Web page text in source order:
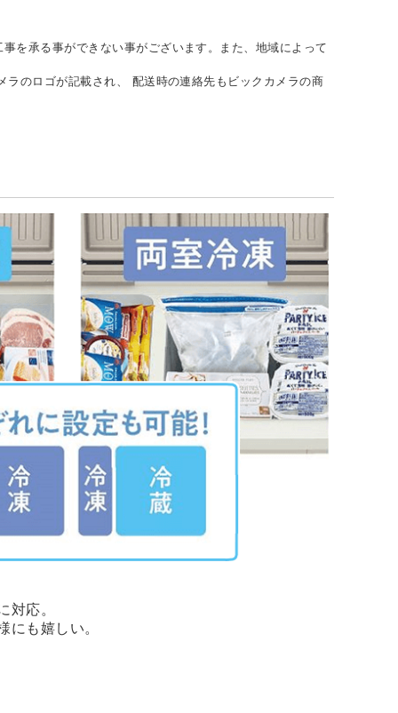
を承る事ができない事がございます。また、地域によって
のロゴが記載され、 配送時の連絡先もビックカメラの商
対応。
にも嬉しい。